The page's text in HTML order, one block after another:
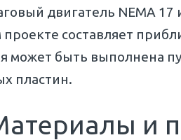
двигатель NEMA
проекте составляет
может быть выполнена
пластин.
и